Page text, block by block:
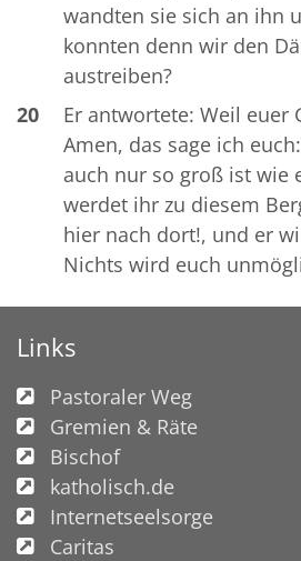
wandten sie sich an ihn
konnten denn wir den
austreiben?
20
Er antwortete: Weil euer
Amen, das sage ich
auch nur so groß ist wie
werdet ihr zu diesem
hier nach dort!, und er
Nichts wird euch
Links
Pastoraler Weg
Gremien & Räte
Bischof
katholisch.de
Internetseelsorge
Caritas